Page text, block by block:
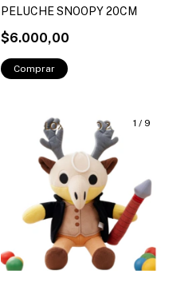
PELUCHE SNOOPY 20CM
$6.000,00
1 / 9